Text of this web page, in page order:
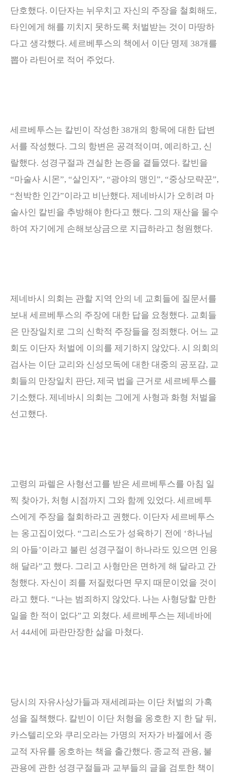
단호했다. 이단자는 뉘우치고 자신의 주장을 철회해도,
타인에게 해를 끼치지 못하도록 처벌받는 것이 마땅하
다고 생각했다. 세르베투스의 책에서 이단 명제 38개를
뽑아 라틴어로 적어 주었다.
세르베투스는 칼빈이 작성한 38개의 항목에 대한 답변
서를 작성했다. 그의 항변은 공격적이며 , 예리하고, 신
랄했다. 성경구절과 견실한 논증을 곁들였다. 칼빈을
“마술사 시몬”, “살인자”, “광야의 맹인”, “중상모략꾼”,
“천박한 인간”이라고 비난했다. 제네바시가 오히려 마
술사인 칼빈을 추방해야 한다고 했다. 그의 재산을 몰수
하여 자기에게 손해보상금으로 지급하라고 청원했다.
제네바시 의회는 관할 지역 안의 네 교회들에 질문서를
보내 세르베투스의 주장에 대한 답을 요청했다. 교회들
은 만장일치로 그의 신학적 주장들을 정죄했다. 어느 교
회도 이단자 처벌에 이의를 제기하지 않았다. 시 의회의
검사는 이단 교리와 신성모독에 대한 대중의 공포감, 교
회들의 만장일치 판단, 제국 법을 근거로 세르베투스를
기소했다. 제네바시 의회는 그에게 사형과 화형 처벌을
선고했다.
고령의 파렐은 사형선고를 받은 세르베투스를 아침 일
찍 찾아가, 처형 시점까지 그와 함께 있었다. 세르베투
스에게 주장을 철회하라고 권했다. 이단자 세르베투스
는 옹고집이었다. “그리스도가 성육하기 전에 ‘하나님
의 아들’이라고 불린 성경구절이 하나라도 있으면 인용
해 달라”고 했다. 그리고 사형만은 면하게 해 달라고 간
청했다. 자신이 죄를 저질렀다면 무지 때문이었을 것이
라고 했다. “나는 범죄하지 않았다. 나는 사형당할 만한
일을 한 적이 없다”고 외쳤다. 세르베투스는 제네바에
서 44세에 파란만장한 삶을 마쳤다.
당시의 자유사상가들과 재세례파는 이단 처벌의 가혹
성을 질책했다. 칼빈이 이단 처형을 옹호한 지 한 달 뒤 ,
카스텔리오와 쿠리오라는 가명의 저자가 바젤에서 종
교적 자유를 옹호하는 책을 출간했다. 종교적 관용, 불
관용에 관한 성경구절들과 교부들의 글을 검토한 책이